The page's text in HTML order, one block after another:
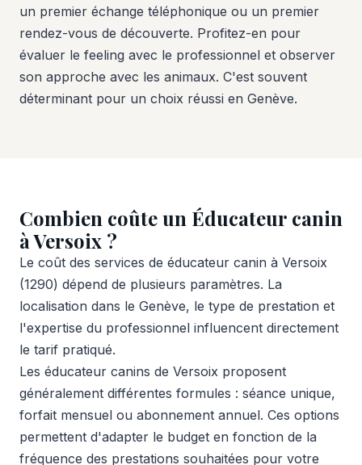
un premier échange téléphonique ou un premier
rendez-vous de découverte. Profitez-en pour
évaluer le feeling avec le professionnel et observer
son approche avec les animaux. C'est souvent
déterminant pour un choix réussi en Genève.
Combien coûte un Éducateur canin
à Versoix ?
Le coût des services de éducateur canin à Versoix
(1290) dépend de plusieurs paramètres. La
localisation dans le Genève, le type de prestation et
l'expertise du professionnel influencent directement
le tarif pratiqué.
Les éducateur canins de Versoix proposent
généralement différentes formules : séance unique,
forfait mensuel ou abonnement annuel. Ces options
permettent d'adapter le budget en fonction de la
fréquence des prestations souhaitées pour votre